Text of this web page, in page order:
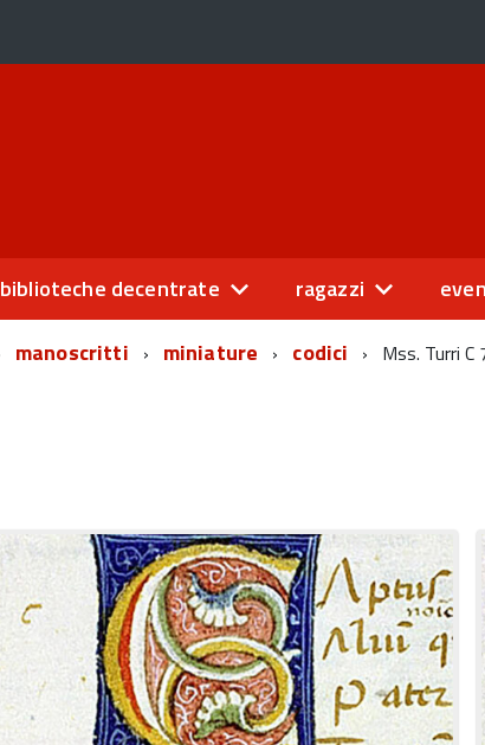
biblioteche decentrate ragazzi
manoscritti miniature codici Mss. Turri C